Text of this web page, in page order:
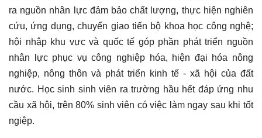
ra nguồn nhân lực đảm bảo chất lượng, thực hiện nghiên
cứu, ứng dụng, chuyển giao tiến bộ khoa học công nghệ;
hội nhập khu vực và quốc tế góp phần phát triển nguồn
nhân lực phục vụ công nghiệp hóa, hiện đại hóa nông
nghiệp, nông thôn và phát triển kinh tế - xã hội của đất
nước. Học sinh sinh viên ra trường hầu hết đáp ứng nhu
cầu xã hội, trên 80% sinh viên có việc làm ngay sau khi tốt
ngiệp.